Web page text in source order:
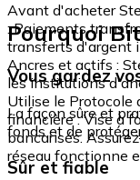
Avant d'acheter
: Paiements
transferts d'argent
Ancres et actifs :
les institutions
Utilise le Protocole
financière : Vise à
bancarisés.
réseau fonctionne
Pourquoi
Vous gardez
La façon sûre et
fonds et de
Sûr et fiable